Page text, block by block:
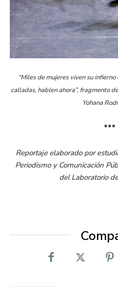
“Miles de mujeres viven su
calladas, hablen ahora”,fragmento de
Yohana
***
Reportaje elaborado por
Periodismo y Comunicación
del Laboratorio